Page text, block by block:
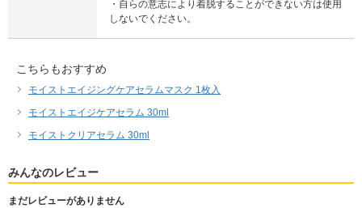
・自らの意志により着脱することができない方は使用
しないでください。
こちらもおすすめ
モイストエイジングケアセラムマスク 1枚入
モイストエイジケアセラム 30ml
モイストクリアセラム 30ml
みんなのレビュー
まだレビューがありません